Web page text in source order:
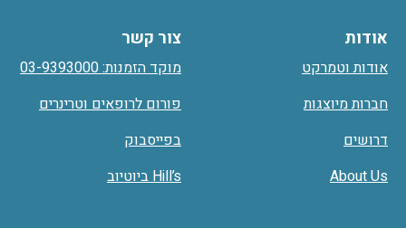
אודות
אודות וטמרקט
חברות מיוצגות
דרושים
About Us
צור קשר
מוקד הזמנות: 03-9393000
פורום לרופאים וטרינרים
בפייסבוק
Hill’s ביוטיוב